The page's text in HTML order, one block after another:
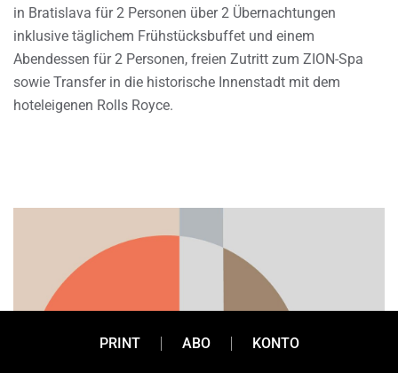
in Bratislava für 2 Personen über 2 Übernachtungen
inklusive täglichem Frühstücksbuffet und einem
Abendessen für 2 Personen, freien Zutritt zum ZION-Spa
sowie Transfer in die historische Innenstadt mit dem
hoteleigenen Rolls Royce.
PRINT ABO KONTO